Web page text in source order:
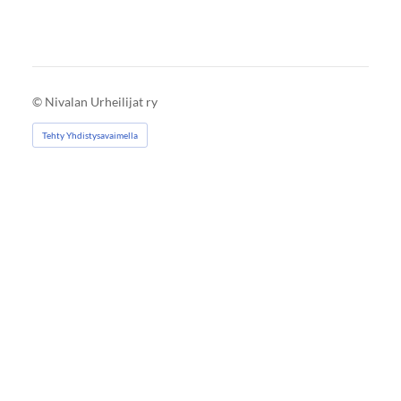
© Nivalan Urheilijat ry
Tehty Yhdistysavaimella